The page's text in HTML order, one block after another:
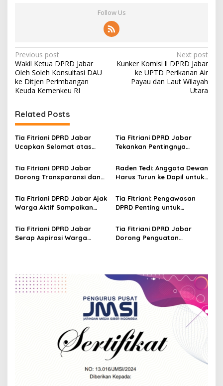
Follow Us
P
o
s
n
a
v
g
a
t
i
o
n
Previous post
Wakil Ketua DPRD Jabar
Oleh Soleh Konsultasi DAU
ke Ditjen Perimbangan
Keuda Kemenkeu RI
Next post
Kunker Komisi ll DPRD Jabar
ke UPTD Perikanan Air
Payau dan Laut Wilayah
Utara
Related Posts
Tia Fitriani DPRD Jabar
Ucapkan Selamat atas
Adem Sutisna sebagai
Ketua IWP Jabar
Tia Fitriani DPRD Jabar
Tekankan Pentingnya
Perkuat Kader NasDem di
Kabupaten Bandung
Tia Fitriani DPRD Jabar
Dorong Transparansi dan
Pemprov Jabar hingga
Tingkat Desa
Raden Tedi: Anggota Dewan
Harus Turun ke Dapil untuk
Pembangunan Jabar
Tia Fitriani DPRD Jabar Ajak
Warga Aktif Sampaikan
pada Pengawasan
Program Pemprov Jabar
Tia Fitriani: Pengawasan
DPRD Penting untuk
Jabar Tepat Sasaran
Tia Fitriani DPRD Jabar
Serap Aspirasi Warga
Tia Fitriani DPRD Jabar
Dorong Penguatan